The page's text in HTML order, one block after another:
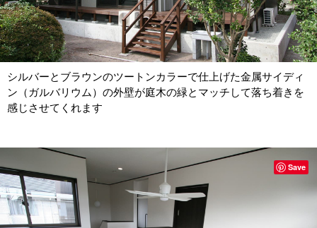
シルバーとブラウンのツートンカラーで仕上げた金属サイディ
ン（ガルバリウム）の外壁が庭木の緑とマッチして落ち着きを
感じさせてくれます
Save